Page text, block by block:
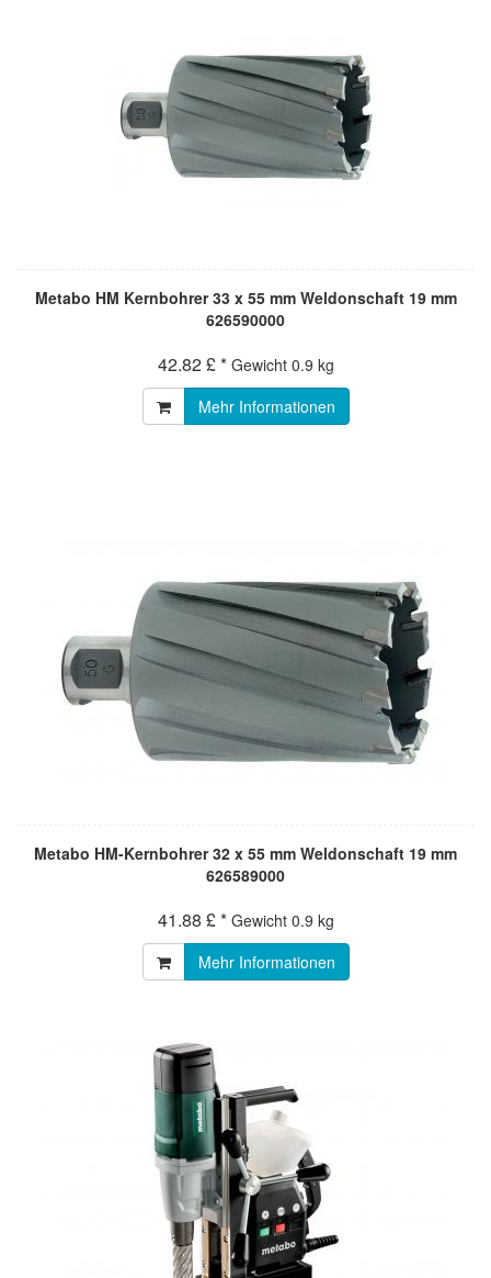
Metabo HM Kernbohrer 33 x 55 mm Weldonschaft 19 mm
626590000
42.82 £ * Gewicht 0.9 kg
Mehr Informationen
Metabo HM-Kernbohrer 32 x 55 mm Weldonschaft 19 mm
626589000
41.88 £ * Gewicht 0.9 kg
Mehr Informationen